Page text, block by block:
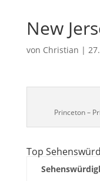
New
von Christian |
Princeton –
Top